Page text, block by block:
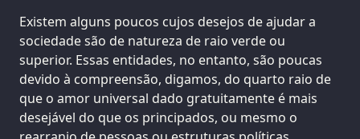
Existem alguns poucos cujos desejos de ajudar a
sociedade são de natureza de raio verde ou
superior. Essas entidades, no entanto, são poucas
devido à compreensão, digamos, do quarto raio de
que o amor universal dado gratuitamente é mais
desejável do que os principados, ou mesmo o